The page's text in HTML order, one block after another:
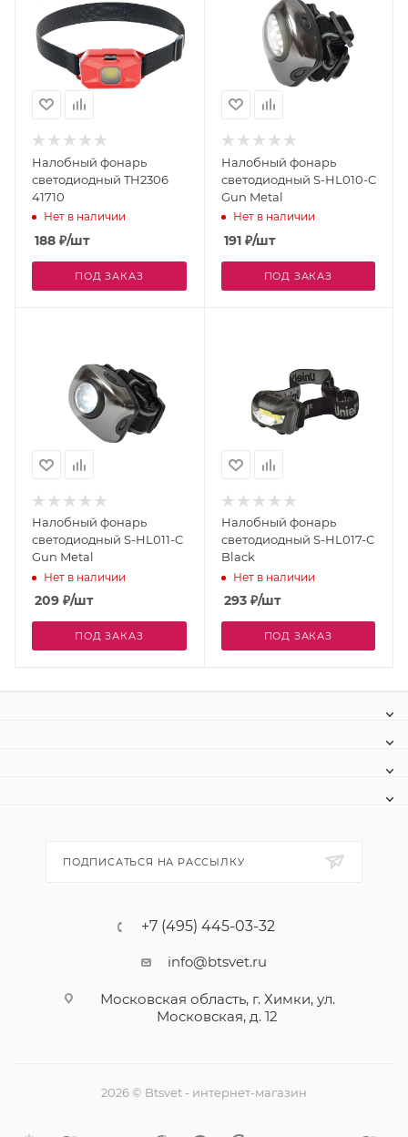
Налобный фонарь
светодиодный TH2306
41710
Нет в наличии
188 ₽/шт
ПОД ЗАКАЗ
Налобный фонарь
светодиодный S-HL010-C
Gun Metal
Нет в наличии
191₽/шт
ПОД ЗАКАЗ
Налобный фонарь
светодиодный S-HL011-C
Gun Metal
Нет в наличии
209 ₽/шт
ПОД ЗАКАЗ
Налобный фонарь
светодиодный S-HL017-C
Black
Нет в наличии
293₽/шт
ПОД ЗАКАЗ
ПОДПИСАТЬСЯ НА РАССЫЛКУ
+7 (495) 445-03-32
info@btsvet.ru
Московская область, г. Химки, ул.
Московская, д. 12
2026 © Btsvet - интернет-магазин